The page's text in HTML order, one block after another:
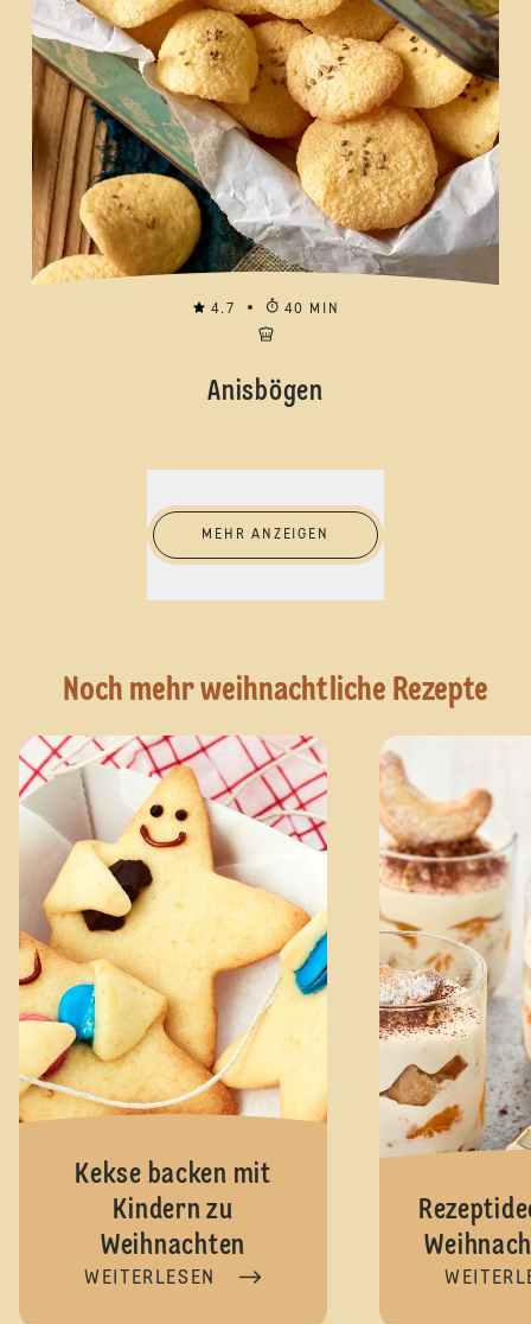
4.7 40 MIN
Anisbögen
MEHR ANZEIGEN
Noch mehr weihnachtliche Rezepte
Kekse backen mit
Kindern zu
Weihnachten
WEITERLESEN